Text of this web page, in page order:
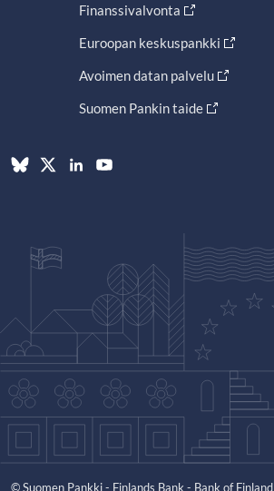
Finanssivalvonta
Euroopan keskuspankki
Avoimen datan palvelu
Suomen Pankin taide
© Suomen Pankki - Finlands Bank - Bank of Finland